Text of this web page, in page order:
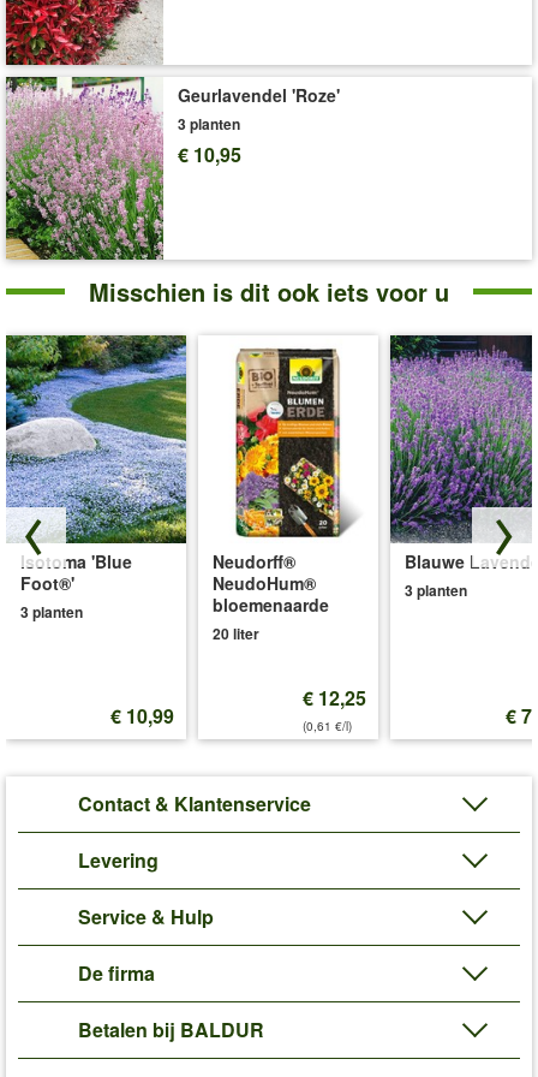
Geurlavendel 'Roze'
3 planten
€ 10,95
Misschien is dit ook iets voor u
Isotoma 'Blue
Foot®'
3 planten
€ 10,99
Neudorff®
NeudoHum®
bloemenaarde
20 liter
€ 12,25
(0,61 €/l)
Blauwe
3 planten
€
Contact & Klantenservice
Levering
Service & Hulp
De firma
Betalen bij BALDUR